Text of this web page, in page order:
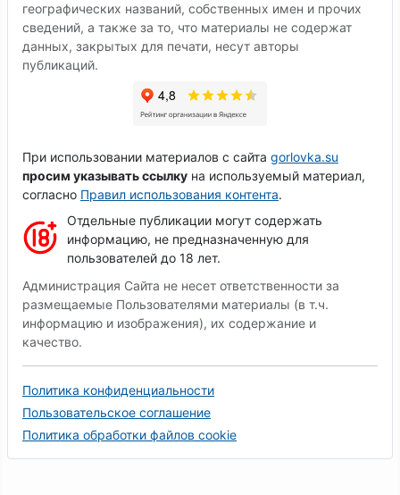
географических названий, собственных имен и прочих
сведений, а также за то, что материалы не содержат
данных, закрытых для печати, несут авторы
публикаций.
При использовании материалов с сайта gorlovka.su
просим указывать ссылку на используемый материал,
согласно Правил использования контента.
Отдельные публикации могут содержать
информацию, не предназначенную для
пользователей до 18 лет.
Администрация Сайта не несет ответственности за
размещаемые Пользователями материалы (в т.ч.
информацию и изображения), их содержание и
качество.
Политика конфиденциальности
Пользовательское соглашение
Политика обработки файлов cookie